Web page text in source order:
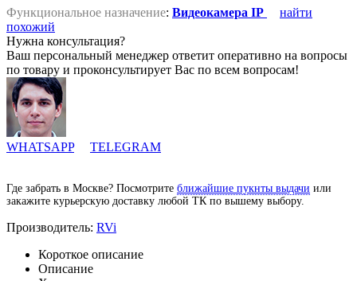
Функциональное назначение: Видеокамера IP
найти
похожий
Нужна консультация?
Ваш персональный менеджер ответит оперативно на вопросы
по товару и проконсультирует Вас по всем вопросам!
WHATSAPP TELEGRAM
Где забрать в Москве? Посмотрите ближайшие пукнты выдачи или
закажите курьерскую доставку любой ТК по вышему выбору.
Производитель: RVi
Короткое описание
Описание